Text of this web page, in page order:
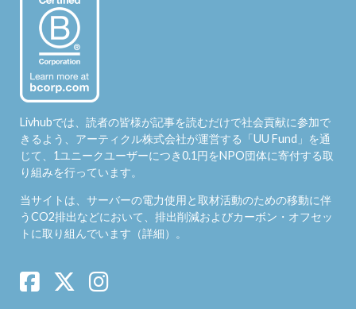
Livhubでは、読者の皆様が記事を読むだけで社会貢献に参加で
きるよう、アーティクル株式会社が運営する「UU Fund 」を通
じて、1ユニークユーザーにつき0.1円をNPO団体に寄付する取
り組みを行っています。
当サイトは、サーバーの電力使用と取材活動のための移動に伴
うCO2排出などにおいて、排出削減およびカーボン・オフセッ
トに取り組んでいます（詳細）。